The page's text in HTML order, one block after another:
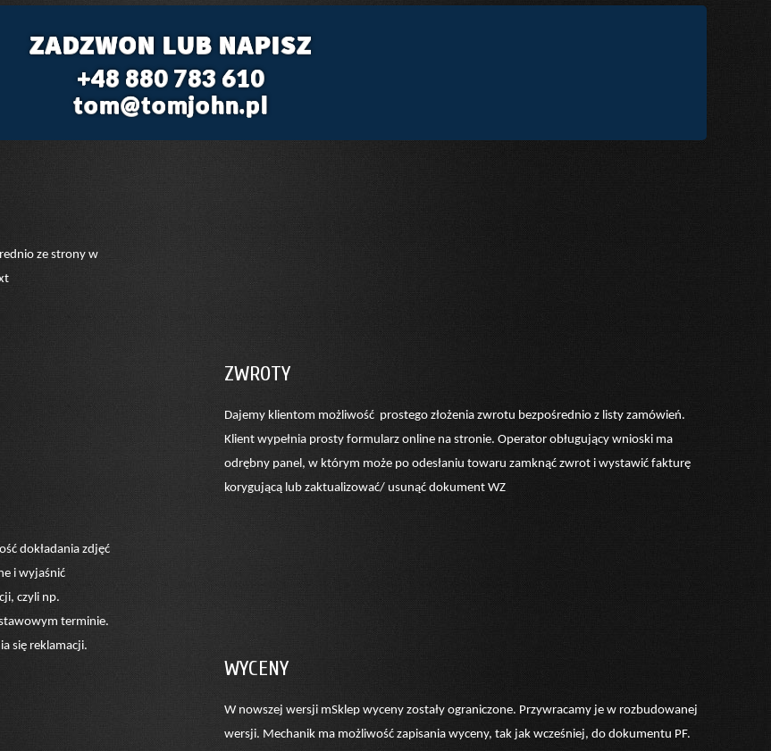
ZADZWON LUB NAPISZ
+48 880 783 610
tom@tomjohn.pl
ze strony w
ZWROTY
Dajemy klientom możliwość prostego złożenia zwrotu bezpośrednio z listy zamówień.
Klient wypełnia prosty formularz online na stronie. Operator obługujący wnioski ma
odrębny panel, w którym może po odesłaniu towaru zamknąć zwrot i wystawić fakturę
korygującą lub zaktualizować/ usunąć dokument WZ
dokładania zdjęć
i wyjaśnić
czyli np.
terminie.
się reklamacji.
WYCENY
W nowszej wersji mSklep wyceny zostały ograniczone. Przywracamy je w rozbudowanej
wersji. Mechanik ma możliwość zapisania wyceny, tak jak wcześniej, do dokumentu PF.